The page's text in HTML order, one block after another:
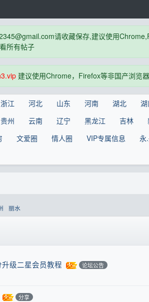
请收藏保存,建议使用
所有帖子
建议使用Chrome，Firefox等非国产浏览
浙江 河北 山东 河南 湖北
贵州 云南 辽宁 黑龙江 吉林
文爱圈 情人圈 VIP专属信息
永
丽水
级二星会员教程 论坛公告
分享